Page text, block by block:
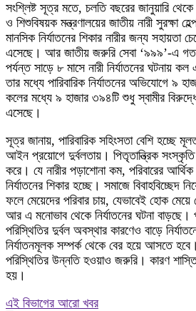
সংশ্লিষ্ট সূত্র মতে, চলতি বছরের জানুয়ারি
ও শিশুবিষয়ক মন্ত্রণালয়ের জাতীয় নারী সুরক্ষা
মানসিক নির্যাতনের শিকার নারীর জন্য সহায়তা
এসেছে। আর জাতীয় জরুরি সেবা ‘৯৯৯’-এ
পর্যন্ত সাড়ে ৮ মাসে নারী নির্যাতনের ঘটনায়
তার মধ্যে পারিবারিক নির্যাতনের অভিযোগে ৯
কলের মধ্যে ৯ হাজার ৩৯৪টি শুধু স্বামীর
এসেছে।
সূত্র জানায়, পারিবারিক সহিংসতা বেশি হচ্ছে
আইন প্রয়োগে দুর্বলতায়। পিতৃতান্ত্রিক সংস্কৃতি
করে। যে নারীর পড়াশোনা কম, পরিবারের
নির্যাতনের শিকার হচ্ছে। সমাজে
ফলে মেয়েদের পরিবার চায়, যেভাবেই হোক মেয়ে
আর এ মনোভাব থেকে নির্যাতনের ঘটনা বাড়ছে।
পরিস্থিতির দুর্বল অবস্থার কারণেও বাড়ে
নির্যাতনমূলক সম্পর্ক থেকে বের হয়ে আসতে
পরিস্থিতির উন্নতি হওয়াও জরুরি। কারণ
হয়।
এই বিভাগের আরো খবর